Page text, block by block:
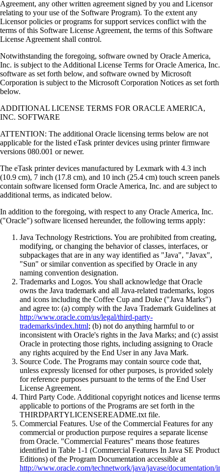
Agreement, any other written agreement signed by you and Licensor
relating to your use of the Software Program). To the extent any
Licensor policies or programs for support services conflict with the
terms of this Software License Agreement, the terms of this Software
License Agreement shall control.
Notwithstanding the foregoing, software owned by Oracle America,
Inc. is subject to the Additional License Terms for Oracle America, Inc.
software as set forth below, and software owned by Microsoft
Corporation is subject to the Microsoft Corporation Notices as set forth
below.
ADDITIONAL LICENSE TERMS FOR ORACLE AMERICA,
INC. SOFTWARE
ATTENTION: The additional Oracle licensing terms below are not
applicable for the listed eTask printer devices using printer firmware
versions 080.001 or newer.
The eTask printer devices manufactured by Lexmark with 4.3 inch
(10.9 cm), 7 inch (17.8 cm), and 10 inch (25.4 cm) touch screen panels
contain software licensed form Oracle America, Inc. and are subject to
additional terms, as indicated below.
In addition to the foregoing, with respect to any Oracle America, Inc.
("Oracle") software licensed hereunder, the following terms apply:
Java Technology Restrictions. You are prohibited from creating,
modifying, or changing the behavior of classes, interfaces, or
subpackages that are in any way identified as "Java", "Javax",
"Sun" or similar convention as specified by Oracle in any
naming convention designation.
Trademarks and Logos. You shall acknowledge that Oracle
owns the Java trademark and all Java-related trademarks, logos
and icons including the Coffee Cup and Duke ("Java Marks")
and agree to: (a) comply with the Java Trademark Guidelines at
http://www.oracle.com/us/legal/third-party-
trademarks/index.html; (b) not do anything harmful to or
inconsistent with Oracle's rights in the Java Marks; and (c) assist
Oracle in protecting those rights, including assigning to Oracle
any rights acquired by the End User in any Java Mark.
Source Code. The Programs may contain source code that,
unless expressly licensed for other purposes, is provided solely
for reference purposes pursuant to the terms of the End User
License Agreement.
Third Party Code. Additional copyright notices and license terms
applicable to portions of the Programs are set forth in the
THIRDPARTYLICENSEREADME.txt file.
Commercial Features. Use of the Commercial Features for any
commercial or production purpose requires a separate license
from Oracle. "Commercial Features" means those features
identified in Table 1-1 (Commercial Features In Java SE Product
Editions) of the Program Documentation accessible at
http://www.oracle.com/technetwork/java/javase/documentation/